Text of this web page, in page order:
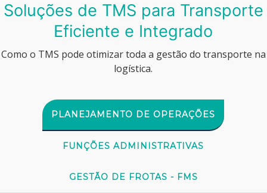
Soluções de TMS para Transporte
Eficiente e Integrado
Como o TMS pode otimizar toda a gestão do transporte na
logística.
PLANEJAMENTO DE OPERAÇÕES
FUNÇÕES ADMINISTRATIVAS
GESTÃO DE FROTAS - FMS